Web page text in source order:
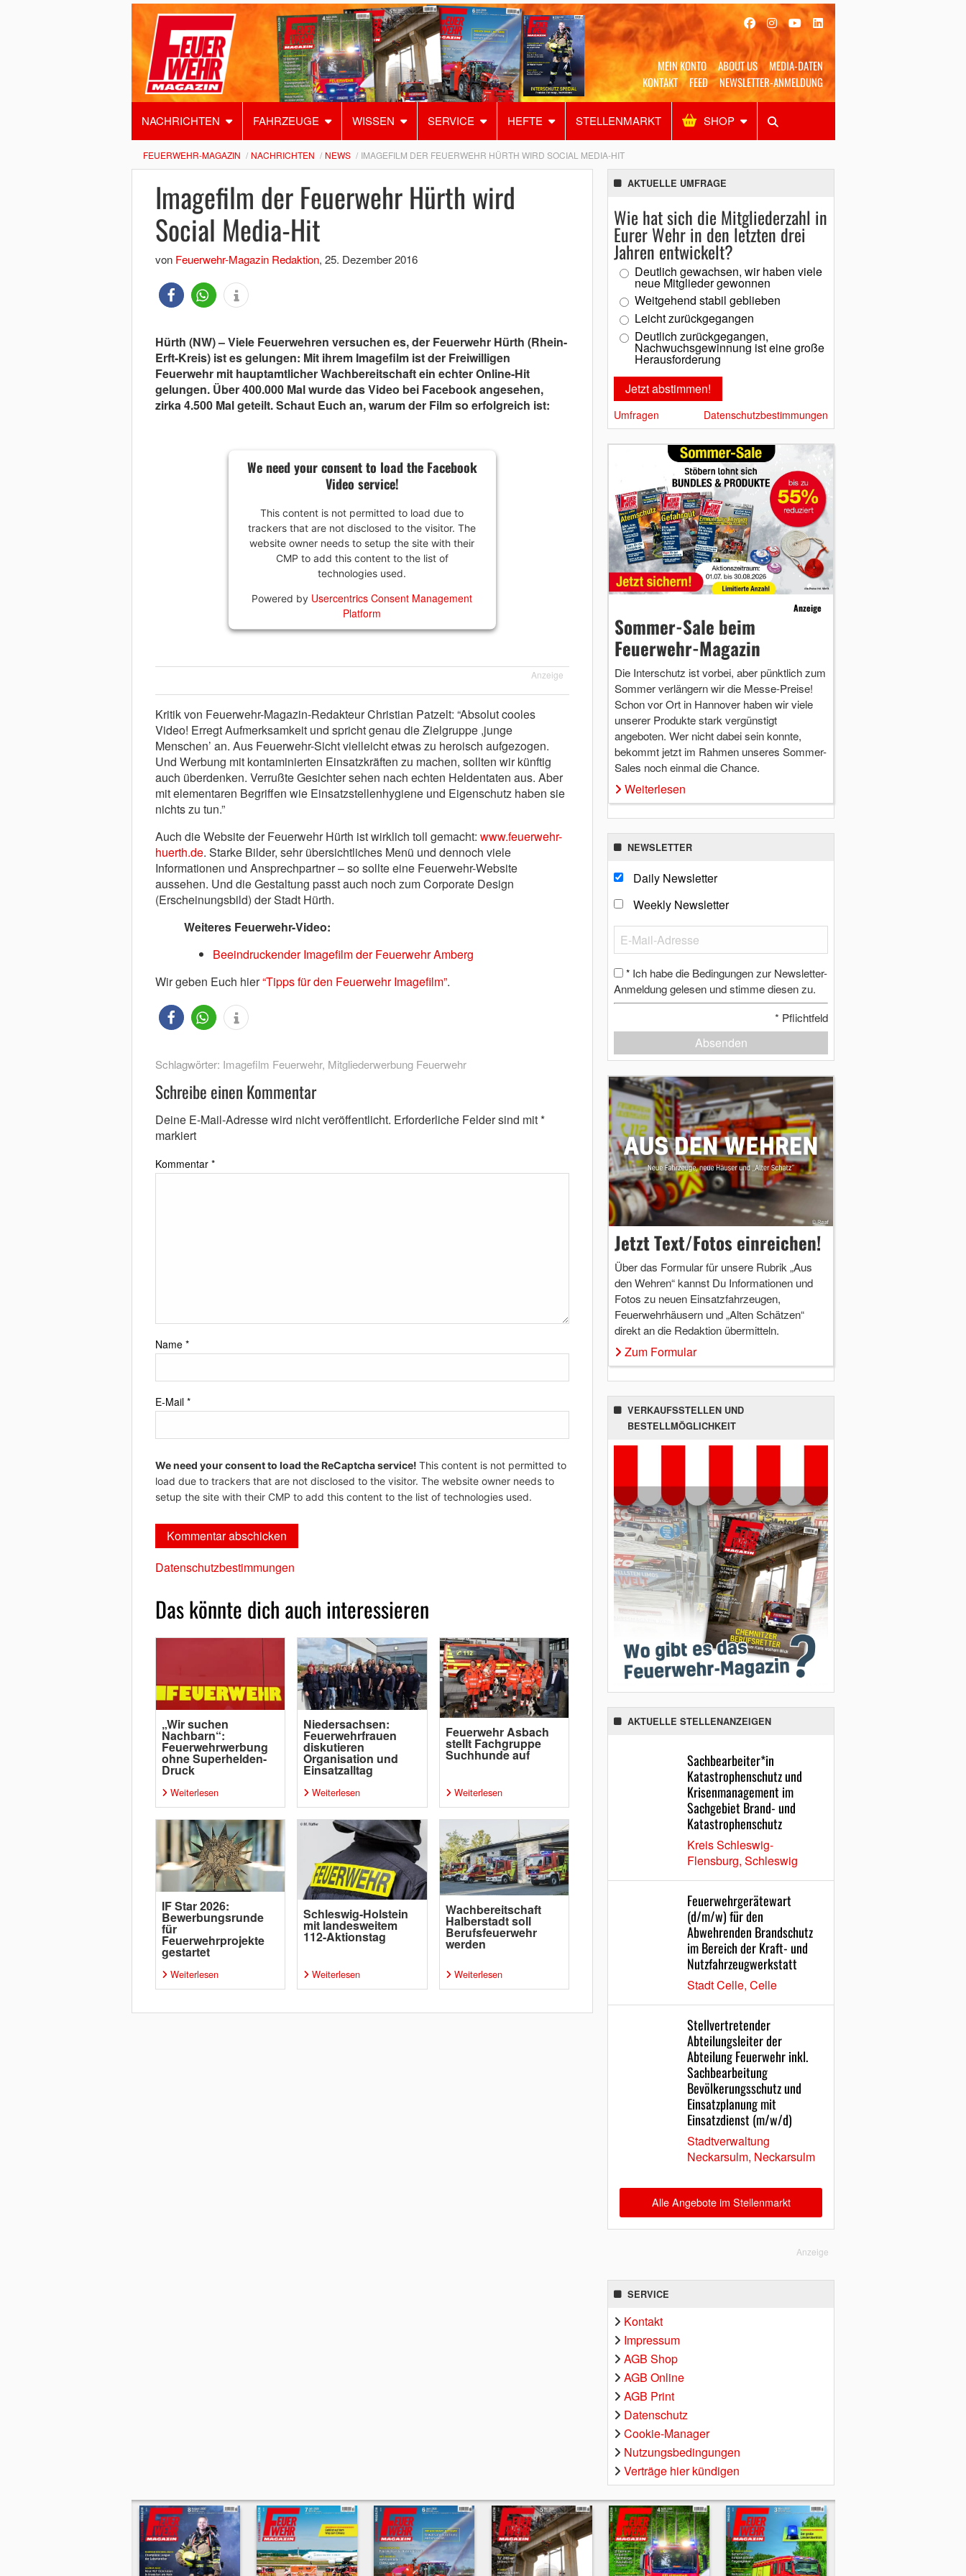
MEIN KONTO ABOUT US
MEDIA-DATEN
KONTAKT
FEED NEWSLETTER-ANMELDUNG
NACHRICHTEN FAHRZEUGE WISSEN SERVICE HEFTE STELLENMARKT SHOP
Alles Shop SUCHEN
FEUERWEHR-MAGAZIN NACHRICHTEN NEWS IMAGEFILM DER FEUERWEHR HÜRTH WIRD SOCIAL MEDIA-HIT
Imagefilm der Feuerwehr Hürth wird
Social Media-Hit
von Feuerwehr-Magazin Redaktion, 25. Dezember 2016
Hürth (NW) – Viele Feuerwehren versuchen es, der Feuerwehr Hürth (Rhein-
Erft-Kreis) ist es gelungen: Mit ihrem Imagefilm ist der Freiwilligen
Feuerwehr mit hauptamtlicher Wachbereitschaft ein echter Online-Hit
gelungen. Über 400.000 Mal wurde das Video bei Facebook angesehen,
zirka 4.500 Mal geteilt. Schaut Euch an, warum der Film so erfolgreich ist:
We need your consent to load the Facebook
Video service!
This content is not permitted to load due to
trackers that are not disclosed to the visitor. The
website owner needs to setup the site with their
CMP to add this content to the list of
technologies used.
Powered by Usercentrics Consent Management
Platform
Anzeige
Kritik von Feuerwehr-Magazin-Redakteur Christian Patzelt: “Absolut cooles
Video! Erregt Aufmerksamkeit und spricht genau die Zielgruppe ,junge
Menschen’ an. Aus Feuerwehr-Sicht vielleicht etwas zu heroisch aufgezogen.
Und Werbung mit kontaminierten Einsatzkräften zu machen, sollten wir künftig
auch überdenken. Verrußte Gesichter sehen nach echten Heldentaten aus. Aber
mit elementaren Begriffen wie Einsatzstellenhygiene und Eigenschutz haben sie
nichts zu tun.”
Auch die Website der Feuerwehr Hürth ist wirklich toll gemacht: www.feuerwehr-
huerth.de. Starke Bilder, sehr übersichtliches Menü und dennoch viele
Informationen und Ansprechpartner – so sollte eine Feuerwehr-Website
aussehen. Und die Gestaltung passt auch noch zum Corporate Design
(Erscheinungsbild) der Stadt Hürth.
Weiteres Feuerwehr-Video:
Beeindruckender Imagefilm der Feuerwehr Amberg
Wir geben Euch hier“Tipps für den Feuerwehr Imagefilm”.
Schlagwörter: Imagefilm Feuerwehr, Mitgliederwerbung Feuerwehr
Schreibe einen Kommentar
Deine E-Mail-Adresse wird nicht veröffentlicht. Erforderliche Felder sind mit*
markiert
Kommentar *
Name *
E-Mail *
We need your consent to load the ReCaptcha service! This content is not permitted to
load due to trackers that are not disclosed to the visitor. The website owner needs to
setup the site with their CMP to add this content to the list of technologies used.
Datenschutzbestimmungen
Das könnte dich auch interessieren
„Wir suchen
Nachbarn“:
Feuerwehrwerbung
ohne Superhelden-
Druck
Weiterlesen
Niedersachsen:
Feuerwehrfrauen
diskutieren
Organisation und
Einsatzalltag
Weiterlesen
Feuerwehr Asbach
stellt Fachgruppe
Suchhunde auf
Weiterlesen
IF Star 2026:
Bewerbungsrunde
für
Feuerwehrprojekte
gestartet
Weiterlesen
Schleswig-Holstein
mit landesweitem
112-Aktionstag
Weiterlesen
Wachbereitschaft
Halberstadt soll
Berufsfeuerwehr
werden
Weiterlesen
AKTUELLE UMFRAGE
Wie hat sich die Mitgliederzahl in
Eurer Wehr in den letzten drei
Jahren entwickelt?
Deutlich gewachsen, wir haben viele
neue Mitglieder gewonnen
Weitgehend stabil geblieben
Leicht zurückgegangen
Deutlich zurückgegangen,
Nachwuchsgewinnung ist eine große
Herausforderung
Umfragen Datenschutzbestimmungen
Anzeige
Sommer-Sale beim
Feuerwehr-Magazin
Die Interschutz ist vorbei, aber pünktlich zum
Sommer verlängern wir die Messe-Preise!
Schon vor Ort in Hannover haben wir viele
unserer Produkte stark vergünstigt
angeboten. Wer nicht dabei sein konnte,
bekommt jetzt im Rahmen unseres Sommer-
Sales noch einmal die Chance.
Weiterlesen
NEWSLETTER
Daily Newsletter
Weekly Newsletter
* Ich habe die Bedingungen zur Newsletter-
Anmeldung gelesen und stimme diesen zu.
* Pflichtfeld
Absenden
Jetzt Text/Fotos einreichen!
Über das Formular für unsere Rubrik „Aus
den Wehren“ kannst Du Informationen und
Fotos zu neuen Einsatzfahrzeugen,
Feuerwehrhäusern und „Alten Schätzen“
direkt an die Redaktion übermitteln.
Zum Formular
VERKAUFSSTELLEN UND
BESTELLMÖGLICHKEIT
AKTUELLE STELLENANZEIGEN
Sachbearbeiter*in
Katastrophenschutz und
Krisenmanagement im
Sachgebiet Brand- und
Katastrophenschutz
Kreis Schleswig-
Flensburg, Schleswig
Feuerwehrgerätewart
(d/m/w) für den
Abwehrenden Brandschutz
im Bereich der Kraft- und
Nutzfahrzeugwerkstatt
Stadt Celle, Celle
Stellvertretender
Abteilungsleiter der
Abteilung Feuerwehr inkl.
Sachbearbeitung
Bevölkerungsschutz und
Einsatzplanung mit
Einsatzdienst (m/w/d)
Stadtverwaltung
Neckarsulm, Neckarsulm
Alle Angebote im Stellenmarkt
Anzeige
SERVICE
Kontakt
Impressum
AGB Shop
AGB Online
AGB Print
Datenschutz
Cookie-Manager
Nutzungsbedingungen
Verträge hier kündigen